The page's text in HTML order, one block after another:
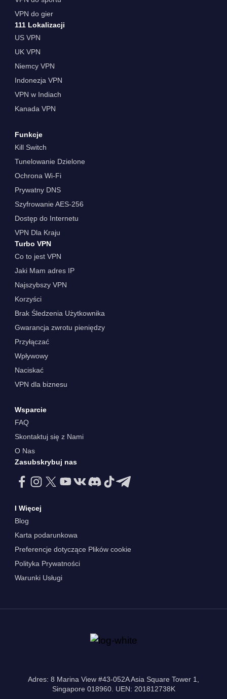
VPN do gier
111 Lokalizacji
US VPN
UK VPN
Niemcy VPN
Indonezja VPN
VPN w Indiach
Kanada VPN
Funkcje
Kill Switch
Tunelowanie Dzielone
Ochrona Wi-Fi
Prywatny DNS
Szyfrowanie AES-256
Dostęp do Internetu
VPN Dla Kraju
Turbo VPN
Co to jest VPN
Jaki Mam adres IP
Najszybszy VPN
Korzyści
Brak Śledzenia Użytkownika
Gwarancja zwrotu pieniędzy
Przyłączać
Wpływowy
Naciskać
VPN dla biznesu
Wsparcie
FAQ
Skontaktuj się z Nami
O Nas
Zasubskrybuj nas
I Więcej
Blog
Karta podarunkowa
Preferencje dotyczące Plików cookie
Polityka Prywatności
Warunki Usługi
Adres: 8 Marina View #43-052A Asia Square Tower 1,
Singapore 018960. UEN: 201812738K